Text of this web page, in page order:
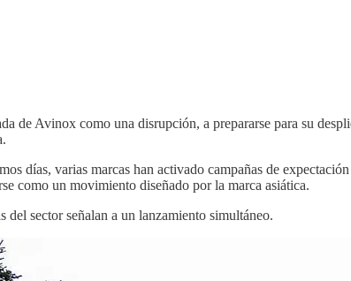
de Avinox como una disrupción, a prepararse para su
días, varias marcas han activado campañas de
como un movimiento diseñado por la marca asiática.
sector señalan a un lanzamiento simultáneo.